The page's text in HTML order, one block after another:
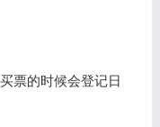
票的时候会登记日